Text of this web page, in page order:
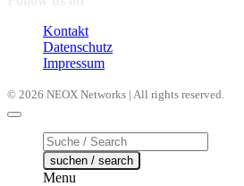
Kontakt
Datenschutz
Impressum
© 2026 NEOX Networks | All rights reserved.
Products
search
suchen / search
Menu